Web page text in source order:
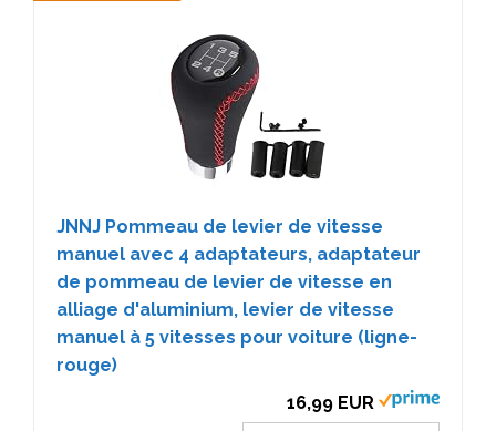
JNNJ Pommeau de levier de vitesse
manuel avec 4 adaptateurs, adaptateur
de pommeau de levier de vitesse en
alliage d'aluminium, levier de vitesse
manuel à 5 vitesses pour voiture (ligne-
rouge)
16,99 EUR